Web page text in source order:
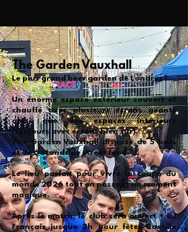
The Garden Vauxhall
Le plus grand beer garden de Londres !
Un énorme espace extérieur couvert et
chauffé avec plusieurs écrans géants
ainsi que des espaces intérieurs
(toujours avec écrans bien sûr).
The Garden Vauxhall dispose de 5 bars
et de 6 stands de street food.
Le lieu parfait pour vivre la coupe du
monde 2026 tout en passant un moment
magique.
Après le match, le club sera ouvert + DJ
Français jusque 2h pour fêter Bastille